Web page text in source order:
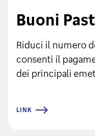
Buoni
Riduci il numero
consenti il
dei principali
LINK